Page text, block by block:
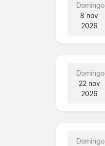
Domingo
8 nov
2026
Domingo
22 nov
2026
Domingo